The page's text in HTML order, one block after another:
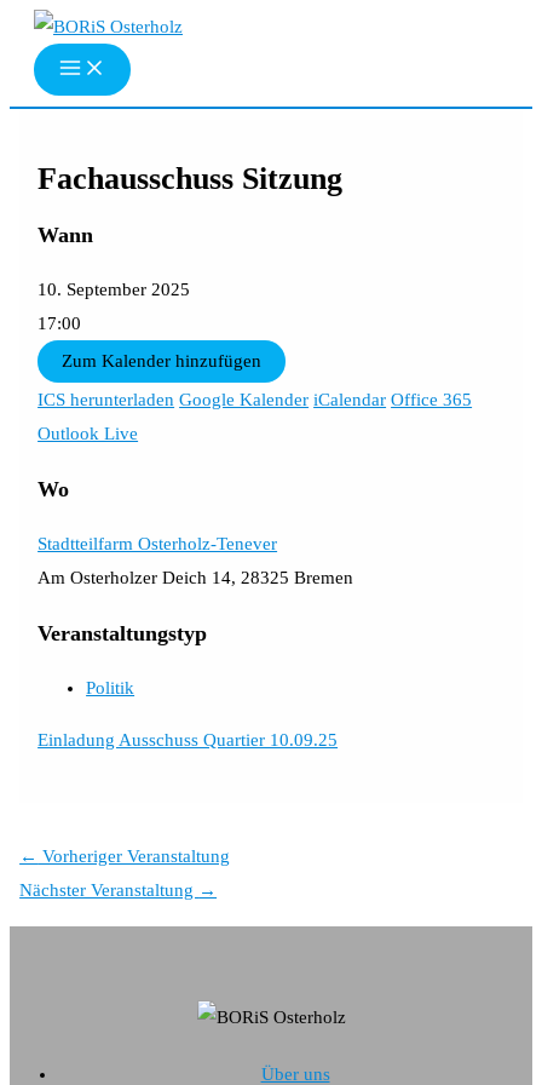
Zum
Inhalt
springen
Fachausschuss Sitzung
Wann
10. September 2025
17:00
Zum Kalender hinzufügen
ICS herunterladen Google Kalender iCalendar Office 365
Outlook Live
Wo
Stadtteilfarm Osterholz-Tenever
Am Osterholzer Deich 14, 28325 Bremen
Veranstaltungstyp
Politik
Einladung Ausschuss Quartier 10.09.25
← Vorheriger Veranstaltung
Nächster Veranstaltung →
Über uns